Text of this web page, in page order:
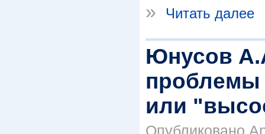
»
Читать далее
Юнусов
проблемы
или
Опубликовано